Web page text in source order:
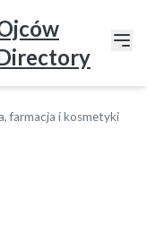
farmacja i kosmetyki